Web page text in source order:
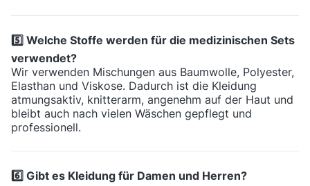
5️⃣ Welche Stoffe werden für die medizinischen Sets
verwendet?
Wir verwenden Mischungen aus Baumwolle, Polyester,
Elasthan und Viskose. Dadurch ist die Kleidung
atmungsaktiv, knitterarm, angenehm auf der Haut und
bleibt auch nach vielen Wäschen gepflegt und
professionell.
6️⃣ Gibt es Kleidung für Damen und Herren?